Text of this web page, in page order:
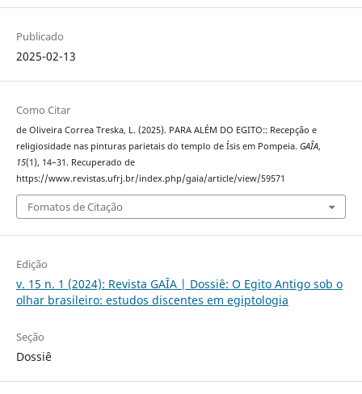
Publicado
2025-02-13
Como Citar
de Oliveira Correa Treska, L. (2025). PARA ALÉM DO EGITO:: Recepção e
religiosidade nas pinturas parietais do templo de Ísis em Pompeia. GAÎA,
15(1), 14–31. Recuperado de
https://www.revistas.ufrj.br/index.php/gaia/article/view/59571
Fomatos de Citação
Edição
v. 15 n. 1 (2024): Revista GAÎA | Dossiê: O Egito Antigo sob o
olhar brasileiro: estudos discentes em egiptologia
Seção
Dossiê